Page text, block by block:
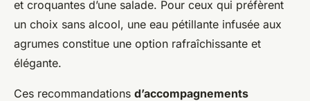
et croquantes d’une salade. Pour ceux qui préfèrent
un choix sans alcool, une eau pétillante infusée aux
agrumes constitue une option rafraîchissante et
élégante.
Ces recommandations d’accompagnements